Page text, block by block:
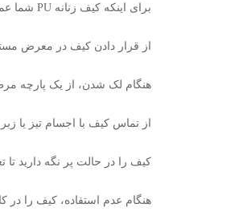
برای اینکه کیف زنانه PU شما
از قرار دادن کیف در معرض
هنگام لک شدن، از یک پارچه
از تماس کیف با اجسام تیز یا
کیف را در حالت پر نگه دارید تا
هنگام عدم استفاده، کیف را در